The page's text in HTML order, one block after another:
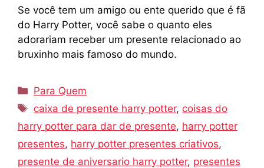
Se você tem um amigo ou ente querido que é fã
do Harry Potter, você sabe o quanto eles
adorariam receber um presente relacionado ao
bruxinho mais famoso do mundo.
Categorias
Para Quem
Tags
caixa de presente harry potter, coisas do
harry potter para dar de presente, harry potter
presentes, harry potter presentes criativos,
presente de aniversario harry potter, presentes